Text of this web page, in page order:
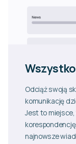
Odciąż swoją
komunikację
Jest to miejsce,
najnowsze